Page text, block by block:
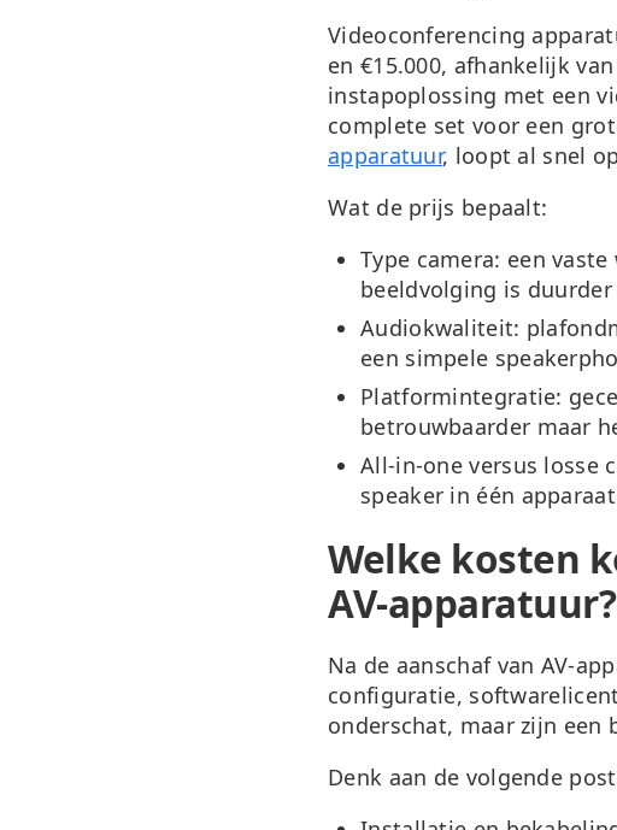
Videoconferencing
en €15.000, afhankelijk
instapoplossing met een
complete set voor een
apparatuur, loopt al snel
Wat de prijs bepaalt:
Type camera: een
beeldvolging is
Audiokwaliteit:
een simpele
Platformintegratie:
betrouwbaarder maar
All-in-one versus losse
speaker in één
Welke kosten
AV-apparatuur?
Na de aanschaf van AV-
configuratie,
onderschat, maar zijn
Denk aan de volgende